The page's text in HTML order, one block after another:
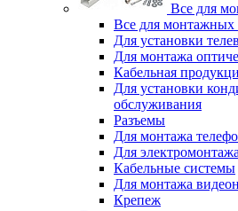
Все для
Все для монтажных
Для установки
Для монтажа
Кабельная
Для установки
обслуживания
Разъемы
Для монтажа
Для электромонтажа
Кабельные системы
Для монтажа
Крепеж